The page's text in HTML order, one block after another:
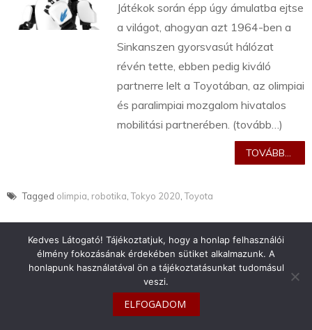
Játékok során épp úgy ámulatba ejtse
a világot, ahogyan azt 1964-ben a
Sinkanszen gyorsvasút hálózat
révén tette, ebben pedig kiváló
partnerre lelt a Toyotában, az olimpiai
és paralimpiai mozgalom hivatalos
mobilitási partnerében. (tovább…)
TOVÁBB...
Tagged olimpia robotika ,Tokyo 2020 ,Toyota
info@toyotaclub.hu
Copyright © 2026Toyota Klub Magyarország
Kedves Látogató! Tájékoztatjuk, hogy a honlap felhasználói
élmény fokozásának érdekében sütiket alkalmazunk. A
honlapunk használatával ön a tájékoztatásunkat tudomásul
veszi.
ELFOGADOM